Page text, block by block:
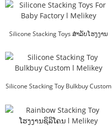
Silicone Stacking Toys ສໍາລັບໂຮງງານ
Silicone Stacking Toy Bulkbuy Custom